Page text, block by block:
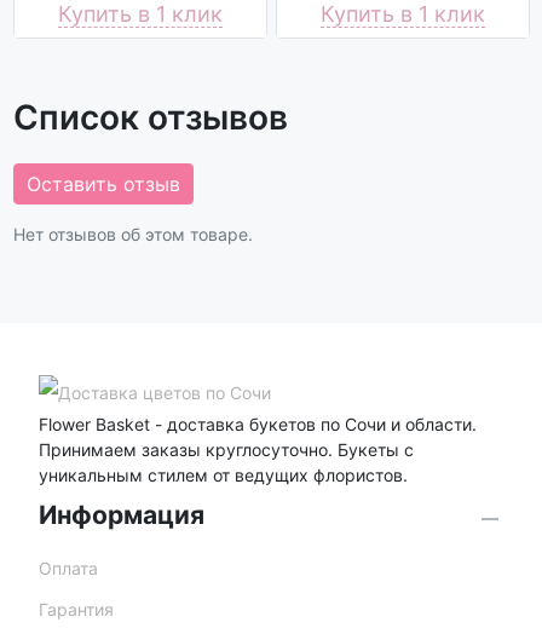
Купить в 1 клик Купить в 1 клик
Список отзывов
Оставить отзыв
Нет отзывов об этом товаре.
Flower Basket - доставка букетов по Сочи и области.
Принимаем заказы круглосуточно. Букеты с
уникальным стилем от ведущих флористов.
Информация
Оплата
Гарантия